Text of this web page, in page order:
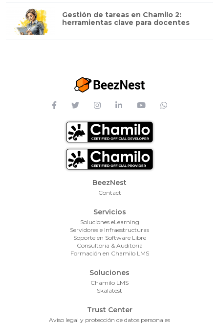
Gestión de tareas en Chamilo 2:
herramientas clave para docentes
Footer Menu
BeezNest
Contact
Servicios
Soluciones eLearning
Servidores e Infraestructuras
Soporte en Software Libre
Consultoria & Auditoria
Formación en Chamilo LMS
Soluciones
Chamilo LMS
Skalatest
Trust Center
Aviso legal y protección de datos personales